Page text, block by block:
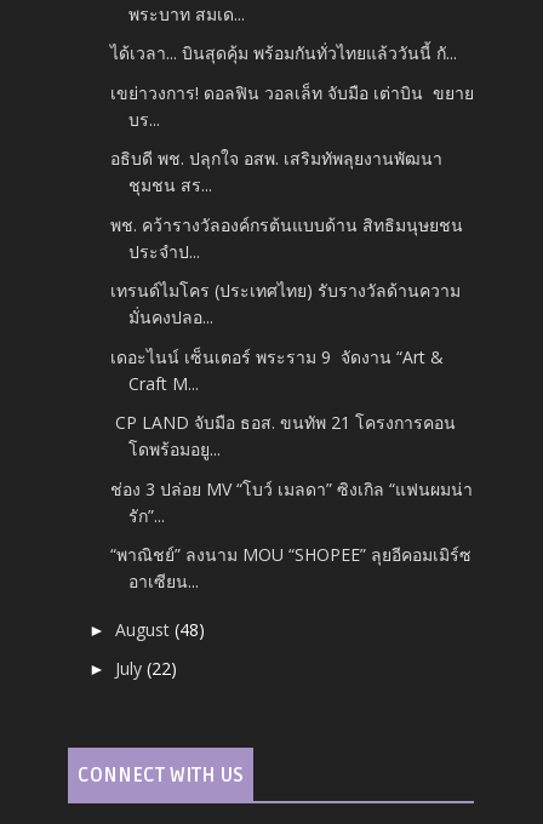
พระบาท สมเด...
ได้เวลา... บินสุดคุ้ม พร้อมกันทั่วไทยแล้ววันนี้ กั...
เขย่าวงการ! ดอลฟิน วอลเล็ท จับมือ เต่าบิน ขยาย
บร...
อธิบดี พช. ปลุกใจ อสพ. เสริมทัพลุยงานพัฒนา
ชุมชน สร...
พช. คว้ารางวัลองค์กรต้นแบบด้าน สิทธิมนุษยชน
ประจำป...
เทรนด์ไมโคร (ประเทศไทย) รับรางวัลด้านความ
มั่นคงปลอ...
เดอะไนน์ เซ็นเตอร์ พระราม 9 จัดงาน “Art &
Craft M...
CP LAND จับมือ ธอส. ขนทัพ 21 โครงการคอน
โดพร้อมอยู...
ช่อง 3 ปล่อย MV “โบว์ เมลดา” ซิงเกิล “แฟนผมน่า
รัก”...
“พาณิชย์” ลงนาม MOU “SHOPEE” ลุยอีคอมเมิร์ซ
อาเซียน...
►August(48)
► July(22)
CONNECT WITH US